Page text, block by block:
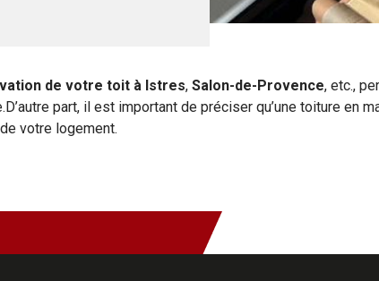
de votre toit à Istres, Salon-de-Provence, etc.,
part, il est important de préciser qu’une toiture en
votre logement.